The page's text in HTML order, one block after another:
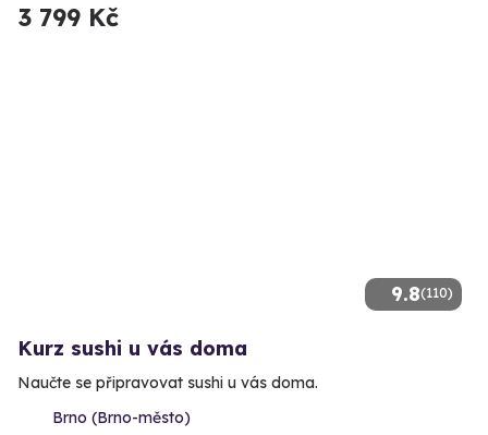
3 799 Kč
9.8(110)
Kurz sushi u vás doma
Naučte se připravovat sushi u vás doma.
Brno (Brno-město)